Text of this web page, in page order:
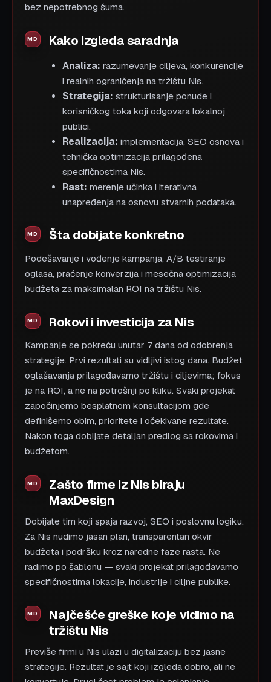
bez nepotrebnog šuma.
Kako izgleda saradnja
Analiza: razumevanje ciljeva, konkurencije
i realnih ograničenja na tržištu Nis.
Strategija: strukturisanje ponude i
korisničkog toka koji odgovara lokalnoj
publici.
Realizacija: implementacija, SEO osnova i
tehnička optimizacija prilagođena
specifičnostima Nis.
Rast: merenje učinka i iterativna
unapređenja na osnovu stvarnih podataka.
Šta dobijate konkretno
Podešavanje i vođenje kampanja, A/B testiranje
oglasa, praćenje konverzija i mesečna optimizacija
budžeta za maksimalan ROI na tržištu Nis.
Rokovi i investicija za Nis
Kampanje se pokreću unutar 7 dana od odobrenja
strategije. Prvi rezultati su vidljivi istog dana. Budžet
oglašavanja prilagođavamo tržištu i ciljevima; fokus
je na ROI, a ne na potrošnji po kliku. Svaki projekat
započinjemo besplatnom konsultacijom gde
definišemo obim, prioritete i očekivane rezultate.
Nakon toga dobijate detaljan predlog sa rokovima i
budžetom.
Zašto firme iz Nis biraju
MaxDesign
Dobijate tim koji spaja razvoj, SEO i poslovnu logiku.
Za Nis nudimo jasan plan, transparentan okvir
budžeta i podršku kroz naredne faze rasta. Ne
radimo po šablonu — svaki projekat prilagođavamo
specifičnostima lokacije, industrije i ciljne publike.
Najčešće greške koje vidimo na
tržištu Nis
Previše firmi u Nis ulazi u digitalizaciju bez jasne
strategije. Rezultat je sajt koji izgleda dobro, ali ne